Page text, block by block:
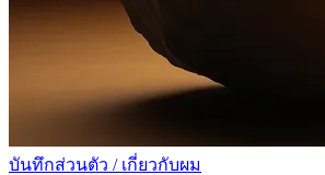
บันทึกส่วนตัว / เกี่ยวกับผม